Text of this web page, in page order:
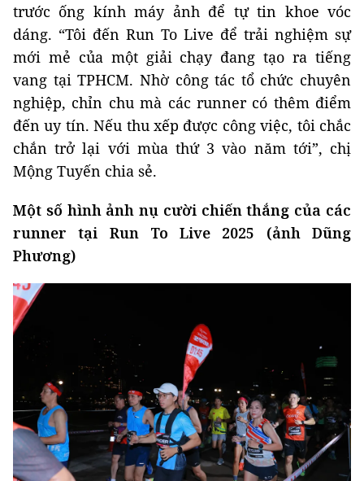
trước ống kính máy ảnh để tự tin khoe vóc
dáng. “Tôi đến Run To Live để trải nghiệm sự
mới mẻ của một giải chạy đang tạo ra tiếng
vang tại TPHCM. Nhờ công tác tổ chức chuyên
nghiệp, chỉn chu mà các runner có thêm điểm
đến uy tín. Nếu thu xếp được công việc, tôi chắc
chắn trở lại với mùa thứ 3 vào năm tới”, chị
Mộng Tuyến chia sẻ.
Một số hình ảnh nụ cười chiến thắng của các
runner tại Run To Live 2025 (ảnh Dũng
Phương)